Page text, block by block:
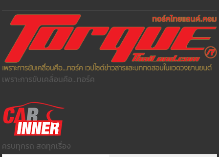
เพราะการขับเคลื่อนคือ...ทอร์ค
ครบทุกรถ สดทุกเรื่อง